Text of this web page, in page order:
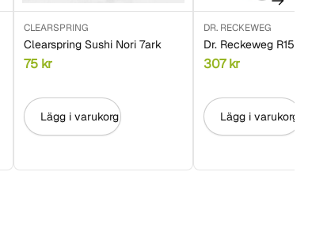
CLEARSPRING
Clearspring Sushi Nori 7ark
75 kr
Lägg i varukorg
DR. RECKEWEG
Dr. Reckeweg R15
307kr
Lägg i varukorg